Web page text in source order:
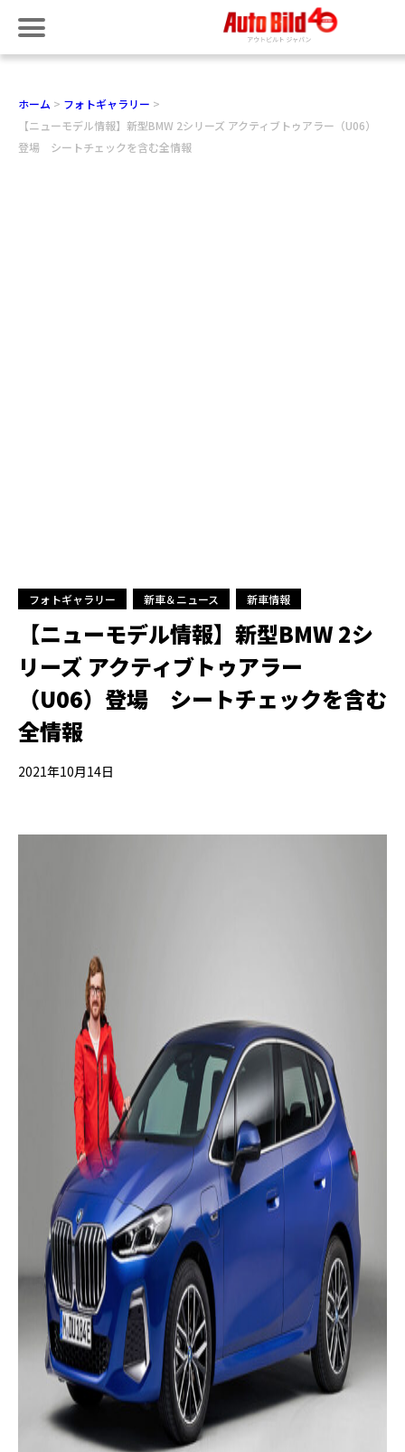
ホーム
フォトギャラリー
【ニューモデル情報】新型BMW 2シリーズ アクティブトゥアラー（U06）
登場 シートチェックを含む全情報
フォトギャラリー 新車＆ニュース 新車情報
【ニューモデル情報】新型BMW 2シ
リーズ アクティブトゥアラー
（U06）登場 シートチェックを含む
全情報
2021年10月14日